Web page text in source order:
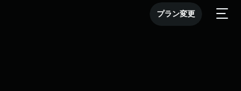
プラン変更